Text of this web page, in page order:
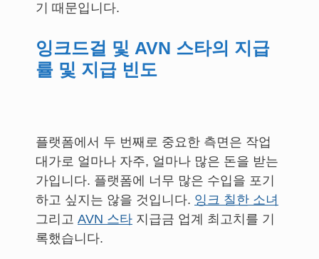
기 때문입니다.
잉크드걸 및 AVN 스타의 지급
률 및 지급 빈도
플랫폼에서 두 번째로 중요한 측면은 작업
대가로 얼마나 자주, 얼마나 많은 돈을 받는
가입니다. 플랫폼에 너무 많은 수입을 포기
하고 싶지는 않을 것입니다. 잉크 칠한 소녀
그리고 AVN 스타 지급금 업계 최고치를 기
록했습니다.